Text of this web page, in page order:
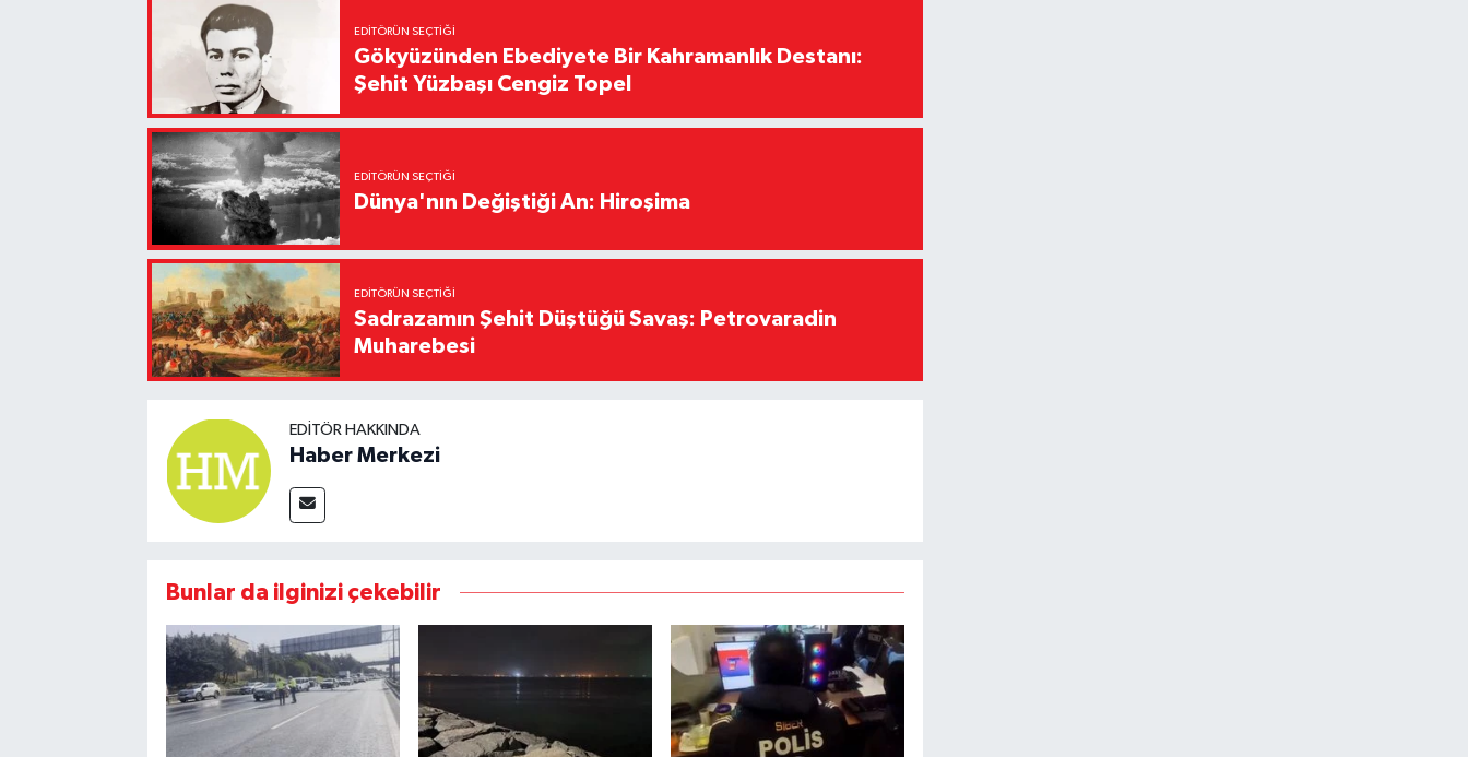
EDITÖRÜN SEÇTIĞI
Gökyüzünden Ebediyete Bir Kahramanlık Destanı:
Şehit Yüzbaşı Cengiz Topel
EDITÖRÜN SEÇTIĞI
Dünya'nın Değiştiği An: Hiroşima
EDITÖRÜN SEÇTIĞI
Sadrazamın Şehit Düştüğü Savaş: Petrovaradin
Muharebesi
EDITÖR HAKKINDA
Haber Merkezi
Bunlar da ilginizi çekebilir